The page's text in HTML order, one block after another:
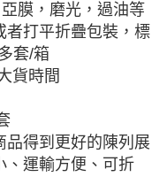
膜，磨光，過油等
者打平折疊包裝，標
套/箱
貨時間
品得到更好的陳列展
、運輸方便、可折